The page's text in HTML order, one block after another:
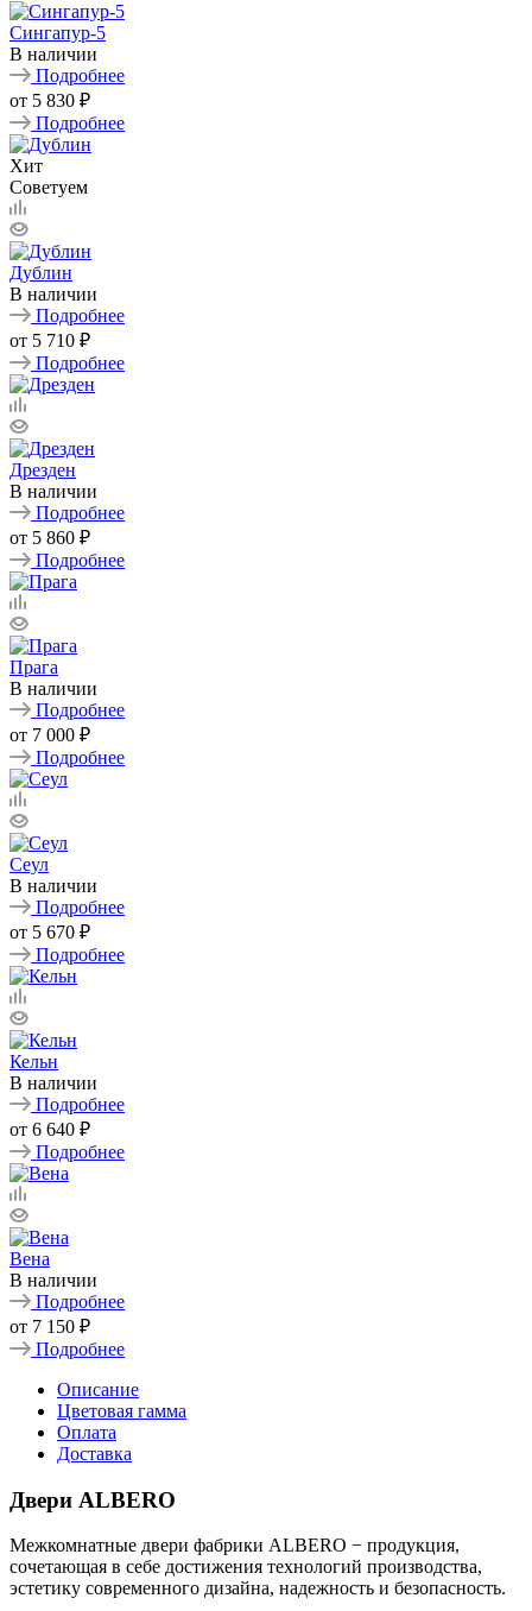
Сингапур-5
В наличии
Подробнее
от 5 830 ₽
Подробнее
Хит
Советуем
Дублин
В наличии
Подробнее
от 5 710 ₽
Подробнее
Дрезден
В наличии
Подробнее
от 5 860 ₽
Подробнее
Прага
В наличии
Подробнее
от 7 000 ₽
Подробнее
Сеул
В наличии
Подробнее
от 5 670 ₽
Подробнее
Кельн
В наличии
Подробнее
от 6 640 ₽
Подробнее
Вена
В наличии
Подробнее
от 7 150 ₽
Подробнее
Описание
Цветовая гамма
Оплата
Доставка
Двери ALBERO
Межкомнатные двери фабрики ALBERO − продукция,
сочетающая в себе достижения технологий производства,
эстетику современного дизайна, надежность и безопасность.